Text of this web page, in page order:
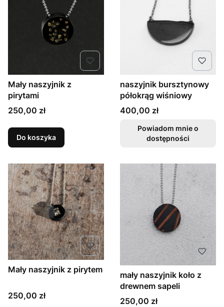
Mały naszyjnik z
pirytami
Cena
250,00 zł
Do koszyka
naszyjnik bursztynowy
półokrąg wiśniowy
Cena
400,00 zł
Powiadom mnie o
dostępności
Mały naszyjnik z pirytem
Cena
250,00 zł
mały naszyjnik koło z
drewnem sapeli
Cena
250,00 zł